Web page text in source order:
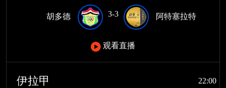
胡多德 3-3 阿特塞拉特
观看直播
伊拉甲 22:00